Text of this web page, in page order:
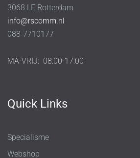
3068 LE Rotterdam
info@rscomm.nl
088-7710177
MA-VRIJ: 08:00-17:00
Quick Links
Specialisme
Webshop